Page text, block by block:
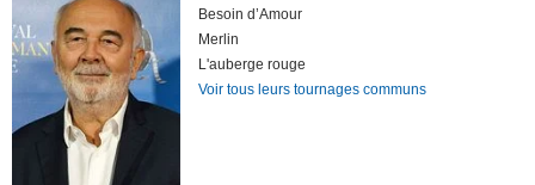
Besoin d’Amour
Merlin
L'auberge rouge
Voir tous leurs tournages communs